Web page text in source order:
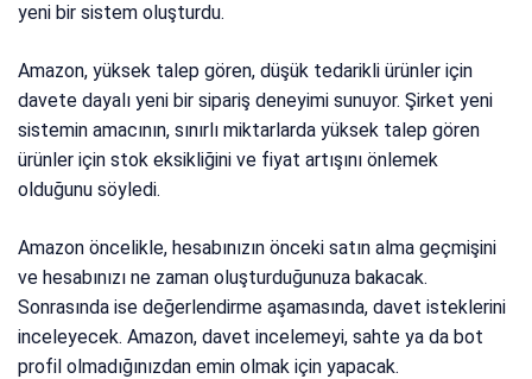
yeni bir sistem oluşturdu.
Amazon, yüksek talep gören, düşük tedarikli ürünler için
davete dayalı yeni bir sipariş deneyimi sunuyor. Şirket yeni
sistemin amacının, sınırlı miktarlarda yüksek talep gören
ürünler için stok eksikliğini ve fiyat artışını önlemek
olduğunu söyledi.
Amazon öncelikle, hesabınızın önceki satın alma geçmişini
ve hesabınızı ne zaman oluşturduğunuza bakacak.
Sonrasında ise değerlendirme aşamasında, davet isteklerini
inceleyecek. Amazon, davet incelemeyi, sahte ya da bot
profil olmadığınızdan emin olmak için yapacak.